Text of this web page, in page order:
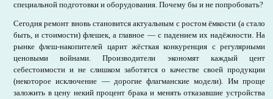
специальной подготовки и оборудования. Почему бы и не попробовать?
Сегодня ремонт вновь становится актуальным с ростом ёмкости (а стало
быть, и стоимости) флешек, а главное — с падением их надёжности. На
рынке флеш-накопителей царит жёсткая конкуренция с регулярными
ценовыми войнами. Производители экономят каждый цент
себестоимости и не слишком заботятся о качестве своей продукции
(некоторое исключение — дорогие флагманские модели). Им проще
заложить в цену некий процент брака и менять отказавшие устройства